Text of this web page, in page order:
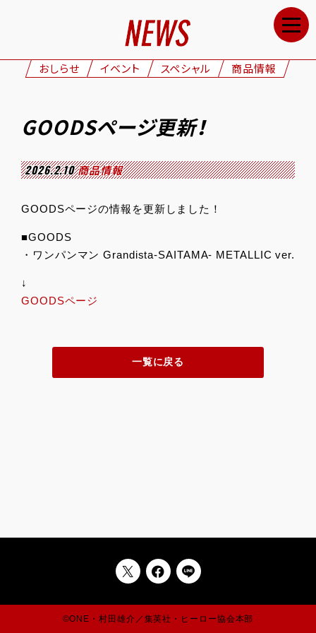
NEWS
STAFF&CAST
CHARACTERS
ONAIR
SPECIAL
おしらせ イベント スペシャル 商品情報
GOODSページ更新！
2026.2.10 商品情報
GOODSページの情報を更新しました！
■GOODS
・ワンパンマン Grandista-SAITAMA- METALLIC ver.
↓
GOODSページ
一覧に戻る
©ONE・村田雄介／集英社・ヒーロー協会本部